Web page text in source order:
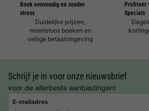
Boek eenvoudig en zonder
stress
Duidelijke prijzen,
moeiteloos boeken en
veilige betaalomgeving
Profiteer
Specials
Schrijf je in voor onze nieuwsbrief
voor de allerbeste aanbiedingen!
E-mailadres